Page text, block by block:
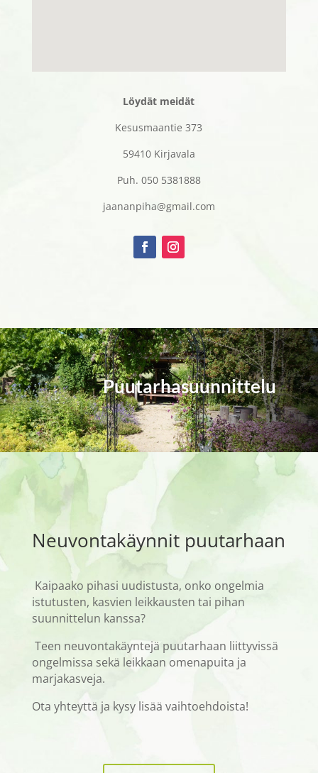
Löydät meidät
Kesusmaantie 373
59410 Kirjavala
Puh. 050 5381888
jaananpiha@gmail.com
Puutarhasuunnittelu
Neuvontakäynnit puutarhaan
Kaipaako pihasi uudistusta, onko ongelmia
istutusten, kasvien leikkausten tai pihan
suunnittelun kanssa?
Teen neuvontakäyntejä puutarhaan liittyvissä
ongelmissa sekä leikkaan omenapuita ja
marjakasveja.
Ota yhteyttä ja kysy lisää vaihtoehdoista!